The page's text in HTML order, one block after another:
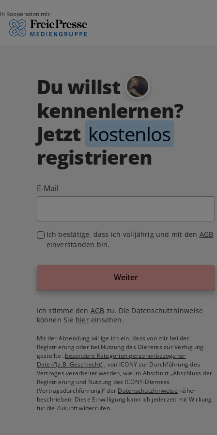
In Kooperation mit:
Du willst
kennenlernen?
Jetzt kostenlos
registrieren
E-Mail
Ich bestätige, dass ich volljährig und mit den AGB
einverstanden bin.
Weiter
Ich stimme den AGB zu. Die Datenschutzhinweise
können Sie hiereinsehen.
Mit der Absendung willige ich ein, dass von mir bei der
Registrierung oder bei Nutzung des Dienstes zur Verfügung
gestellte„besondere Kategorien personenbezogener
Daten“(z.B. Geschlecht) , von ICONY zur Durchführung des
Vertrages verarbeitet werden, wie im Abschnitt „Abschluss der
Registrierung und Nutzung des ICONY-Dienstes
(Vertragsdurchführung)“ der Datenschutzhinweise näher
beschrieben. Diese Einwilligung kann ich jederzeit mit Wirkung
für die Zukunft widerrufen.